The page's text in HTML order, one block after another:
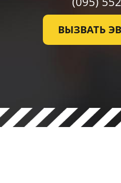
ВЫЗВАТЬ